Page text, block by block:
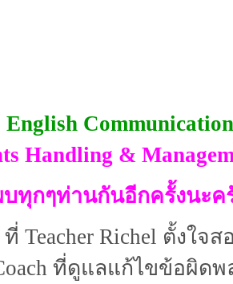
English
Handling &
ทุกๆท่านกันอีกครั้งนะ
ที่ Teacher Richel ตั้งใ
ที่ดูแลแก้ไขข้อผิด